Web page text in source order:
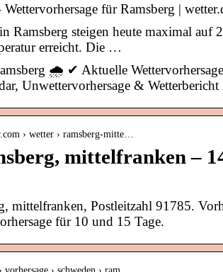
Wettervorhersage für Ramsberg |
Ramsberg steigen heute maximal
erreicht. Die …
🌧️ ✔ Aktuelle
Unwettervorhersage &
› wetter › ramsberg-mitte…
mittelfranken –
mittelfranken, Postleitzahl 91785.
für 10 und 15 Tage.